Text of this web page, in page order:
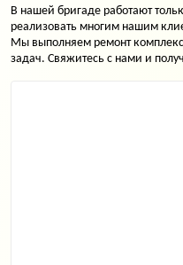
В нашей бригаде работают
реализовать многим нашим
Мы выполняем ремонт
задач. Свяжитесь с нами и